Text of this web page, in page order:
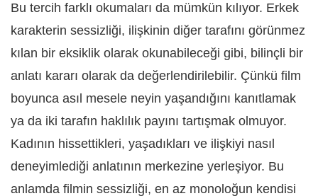
Bu tercih farklı okumaları da mümkün kılıyor. Erkek
karakterin sessizliği, ilişkinin diğer tarafını görünmez
kılan bir eksiklik olarak okunabileceği gibi, bilinçli bir
anlatı kararı olarak da değerlendirilebilir. Çünkü film
boyunca asıl mesele neyin yaşandığını kanıtlamak
ya da iki tarafın haklılık payını tartışmak olmuyor.
Kadının hissettikleri, yaşadıkları ve ilişkiyi nasıl
deneyimlediği anlatının merkezine yerleşiyor. Bu
anlamda filmin sessizliği, en az monoloğun kendisi